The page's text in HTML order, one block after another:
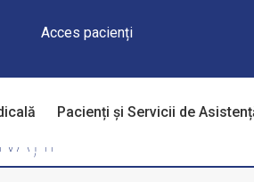
Acces pacienți
Pacienți și Servicii de